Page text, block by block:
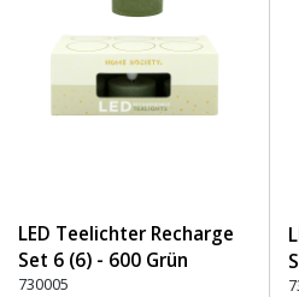
LED Teelichter Recharge
Set 6 (6) - 600 Grün
730005